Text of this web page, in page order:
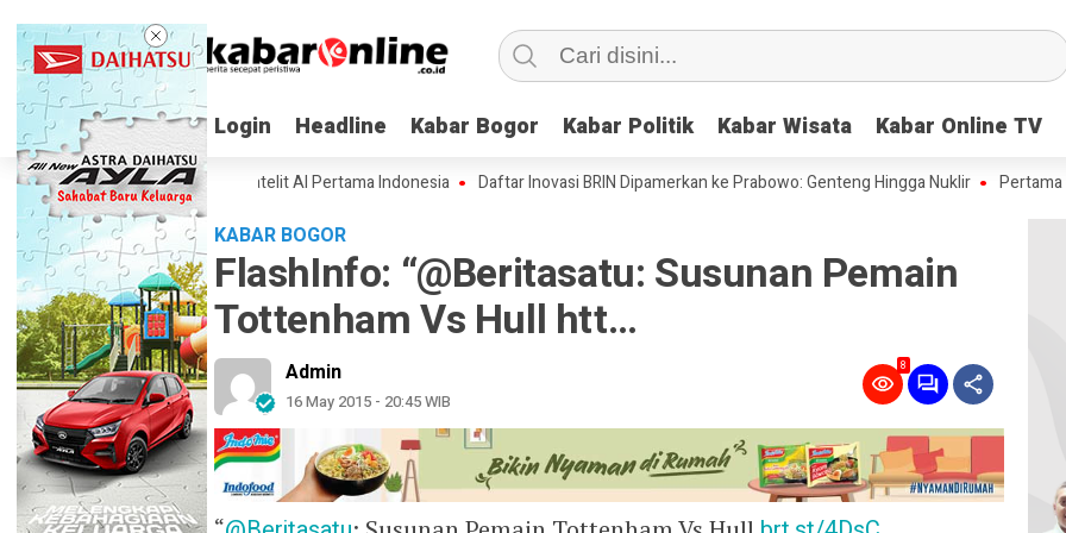
Login Headline Kabar Bogor Kabar Politik Kabar Wisata Kabar Online TV
Login Headline Kabar Bogor Kabar Politik Kabar Wisata Kabar Online TV
Spesifikasi Lampung-1, Satelit AI Pertama Indonesia Daftar Inovasi BRIN Dipamerkan ke Prabowo: Genteng Hingga Nuklir Pertama di
KABAR BOGOR
FlashInfo: “@Beritasatu: Susunan Pemain
Tottenham Vs Hull htt…
Admin
16 May 2015 - 20:45 WIB
8